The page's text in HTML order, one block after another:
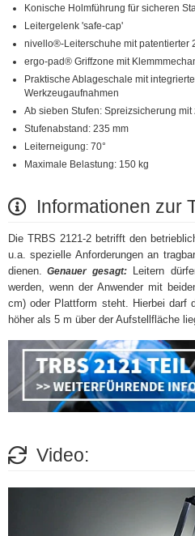
Konische Holmführung für sicheren
Leitergelenk 'safe-cap'
nivello®-Leiterschuhe mit patentierter
ergo-pad® Griffzone mit
Praktische Ablageschale mit
Werkzeugaufnahmen
Ab sieben Stufen: Spreizsicherung
Stufenabstand: 235 mm
Leiterneigung: 70°
Maximale Belastung: 150 kg
Informationen zur
Die TRBS 2121-2 betrifft den
u.a. spezielle Anforderungen an
dienen.
Genauer gesagt:Leitern
werden, wenn der Anwender mit
cm) oder Plattform steht. Hierbei darf
höher als 5 m über der Aufstellfläche
Video: